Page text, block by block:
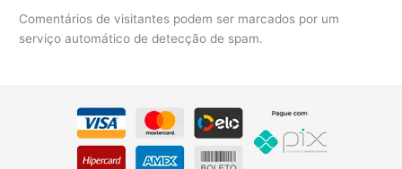
Comentários de visitantes podem ser marcados por um
serviço automático de detecção de spam.